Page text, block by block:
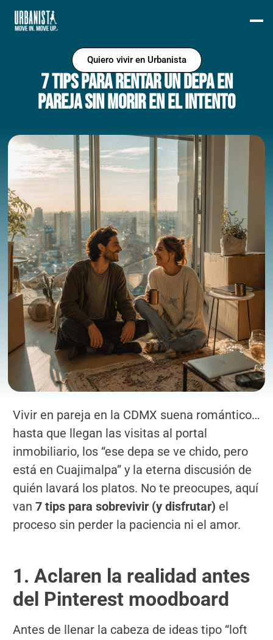
Quiero vivir en Urbanista
7 Tips para Rentar un Depa en
Pareja sin Morir en el Intento
Vivir en pareja en la CDMX suena romántico…
hasta que llegan las visitas al portal
inmobiliario, los “ese depa se ve chido, pero
está en Cuajimalpa” y la eterna discusión de
quién lavará los platos. No te preocupes, aquí
van 7 tips para sobrevivir (y disfrutar) el
proceso sin perder la paciencia ni el amor.
1. Aclaren la realidad antes
del Pinterest moodboard
Antes de llenar la cabeza de ideas tipo “loft